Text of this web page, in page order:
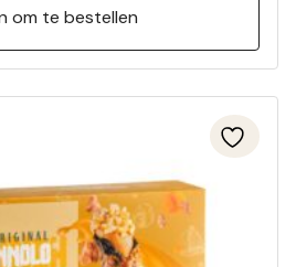
om te bestellen